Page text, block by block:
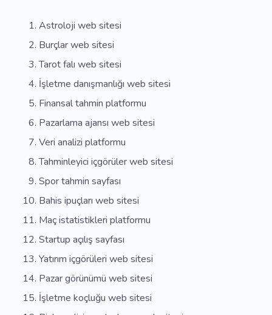
Astroloji web sitesi
Burçlar web sitesi
Tarot falı web sitesi
İşletme danışmanlığı web sitesi
Finansal tahmin platformu
Pazarlama ajansı web sitesi
Veri analizi platformu
Tahminleyici içgörüler web sitesi
Spor tahmin sayfası
Bahis ipuçları web sitesi
Maç istatistikleri platformu
Startup açılış sayfası
Yatırım içgörüleri web sitesi
Pazar görünümü web sitesi
İşletme koçluğu web sitesi